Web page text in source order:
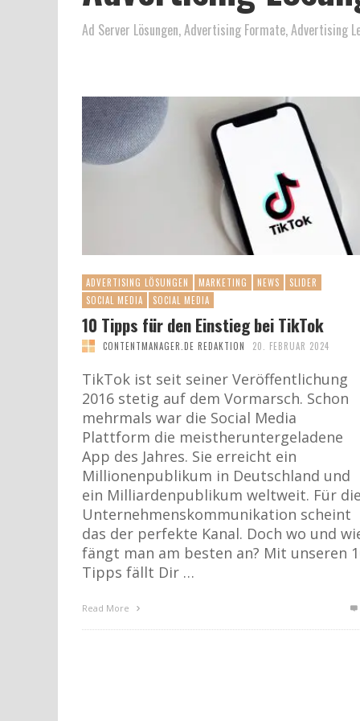
Ad Server Lösungen, Advertising Formate, Advertising
ADVERTISING LÖSUNGEN MARKETING NEWS
SLIDER
SOCIAL MEDIA
SOCIAL MEDIA
10 Tipps für den Einstieg bei TikTok
CONTENTMANAGER.DE REDAKTION 20. FEBRUAR 2024
TikTok ist seit seiner Veröffentlichung
2016 stetig auf dem Vormarsch. Schon
mehrmals war die Social Media
Plattform die meistheruntergeladene
App des Jahres. Sie erreicht ein
Millionenpublikum in Deutschland und
ein Milliardenpublikum weltweit. Für die
Unternehmenskommunikation scheint
das der perfekte Kanal. Doch wo und
fängt man am besten an? Mit unseren
Tipps fällt Dir …
Read More